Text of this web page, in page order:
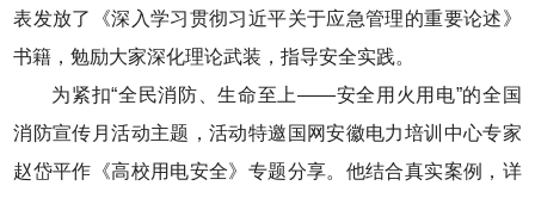
表发放了《深入学习贯彻习近平关于应急管理的重要论述》
书籍，勉励大家深化理论武装，指导安全实践。
为紧扣“全民消防、生命至上——安全用火用电”的全国
消防宣传月活动主题，活动特邀国网安徽电力培训中心专家
赵岱平作《高校用电安全》专题分享。他结合真实案例，详